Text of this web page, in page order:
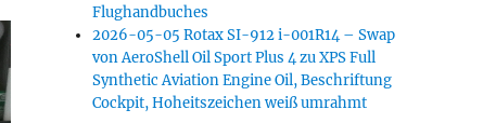
Flughandbuches
2026-05-05 Rotax SI-912 i-001R14 – Swap
von AeroShell Oil Sport Plus 4 zu XPS Full
Synthetic Aviation Engine Oil, Beschriftung
Cockpit, Hoheitszeichen weiß umrahmt